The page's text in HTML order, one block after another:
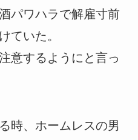
パワハラで解雇寸前
ていた。
意するようにと言っ
時、ホームレスの男